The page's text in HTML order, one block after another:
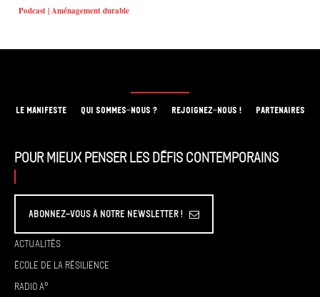
Podcast | Aménagement durable
LE MANIFESTE QUI SOMMES-NOUS ? REJOIGNEZ-NOUS ! PARTENAIRES
Pour mieux penser les défis contemporains
Abonnez-vous à Notre Newsletter !
Actualités
École de la résilience
Radio A°